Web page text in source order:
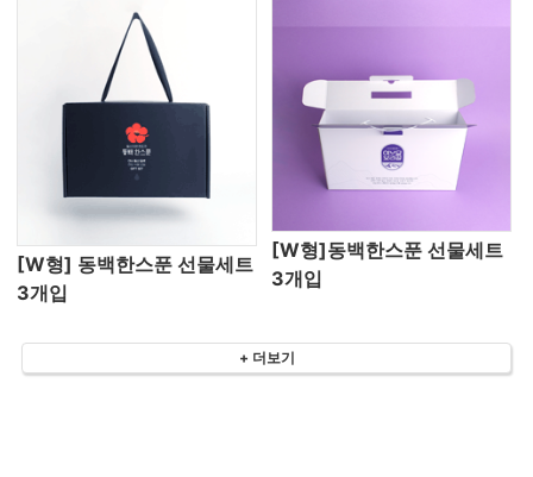
[W형] 동백한스푼 선물세트
3개입
[W형]동백한스푼 선물세트
3개입
+ 더보기